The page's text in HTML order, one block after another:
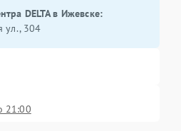
DELTA в Ижевске:
ул., 304
21:00